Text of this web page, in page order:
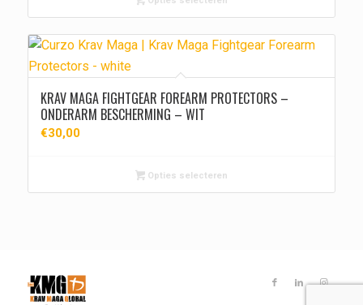
KRAV MAGA FIGHTGEAR FOREARM PROTECTORS –
ONDERARM BESCHERMING – WIT
€30,00
Opties selecteren